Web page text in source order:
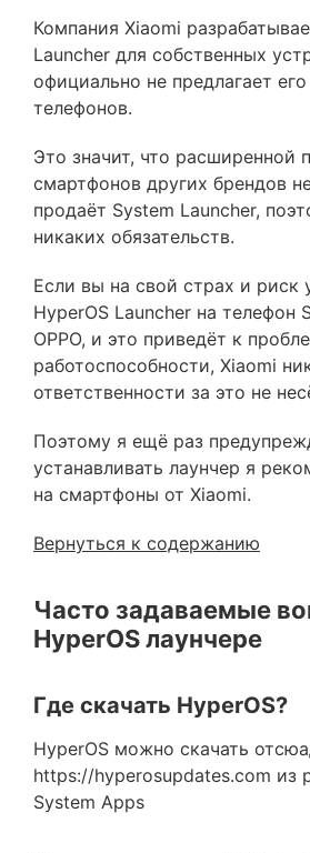
Компания Xiaomi
Launcher для собственных
официально не предлагает
телефонов.
Это значит, что расширенной
смартфонов других брендов
продаёт System Launcher,
никаких обязательств.
Если вы на свой страх и риск
HyperOS Launcher на телефон
OPPO, и это приведёт к
работоспособности, Xiaomi
ответственности за это не
Поэтому я ещё раз
устанавливать лаунчер я
на смартфоны от Xiaomi.
Вернуться к содержанию
Часто задаваемые
HyperOS лаунчере
Где скачать HyperOS?
HyperOS можно скачать
https://hyperosupdates.com из
System Apps